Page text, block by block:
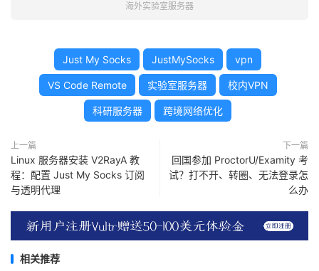
海外实验室服务器
Just My Socks JustMySocks vpn
VS Code Remote 实验室服务器 校内VPN
科研服务器 跨境网络优化
上一篇
Linux 服务器安装 V2RayA 教
程：配置 Just My Socks 订阅
与透明代理
下一篇
回国参加 ProctorU/Examity 考
试？打不开、转圈、无法登录怎
么办
相关推荐